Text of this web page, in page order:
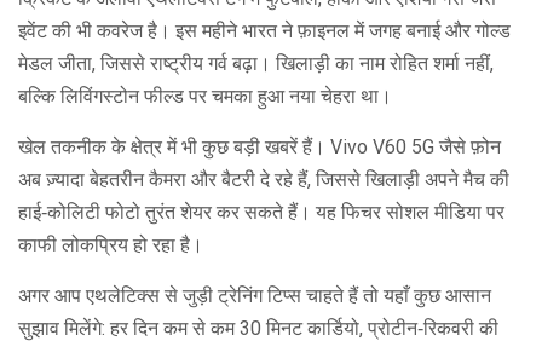
इवेंट की भी कवरेज है। इस महीने भारत ने फ़ाइनल में जगह बनाई और गोल्ड
मेडल जीता, जिससे राष्ट्रीय गर्व बढ़ा। खिलाड़ी का नाम रोहित शर्मा नहीं,
बल्कि लिविंगस्टोन फील्ड पर चमका हुआ नया चेहरा था।
खेल तकनीक के क्षेत्र में भी कुछ बड़ी खबरें हैं। Vivo V60 5G जैसे फ़ोन
अब ज़्यादा बेहतरीन कैमरा और बैटरी दे रहे हैं, जिससे खिलाड़ी अपने मैच की
हाई‑कोलिटी फोटो तुरंत शेयर कर सकते हैं। यह फिचर सोशल मीडिया पर
काफी लोकप्रिय हो रहा है।
अगर आप एथलेटिक्स से जुड़ी ट्रेनिंग टिप्स चाहते हैं तो यहाँ कुछ आसान
सुझाव मिलेंगे: हर दिन कम से कम 30 मिनट कार्डियो, प्रोटीन‑रिकवरी की